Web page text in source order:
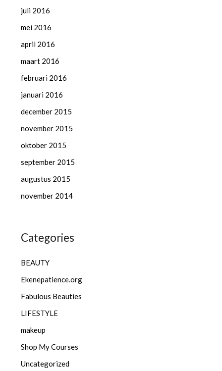
juli 2016
mei 2016
april 2016
maart 2016
februari 2016
januari 2016
december 2015
november 2015
oktober 2015
september 2015
augustus 2015
november 2014
Categories
BEAUTY
Ekenepatience.org
Fabulous Beauties
LIFESTYLE
makeup
Shop My Courses
Uncategorized